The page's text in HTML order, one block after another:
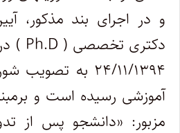
و در اجرای بند مذکور،
۲۴/۱۱/۱۳۹۴ به
مزبور: «دانشجو پس از